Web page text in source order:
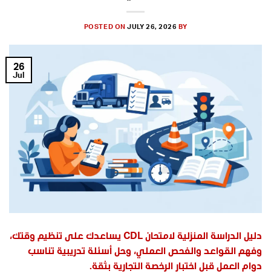
POSTED ONJULY 26, 2026 BY
26
Jul
دليل الدراسة المنزلية لامتحان CDL يساعدك على تنظيم وقتك،
وفهم القواعد والفحص العملي، وحل أسئلة تدريبية تناسب
دوام العمل قبل اختبار الرخصة التجارية بثقة.